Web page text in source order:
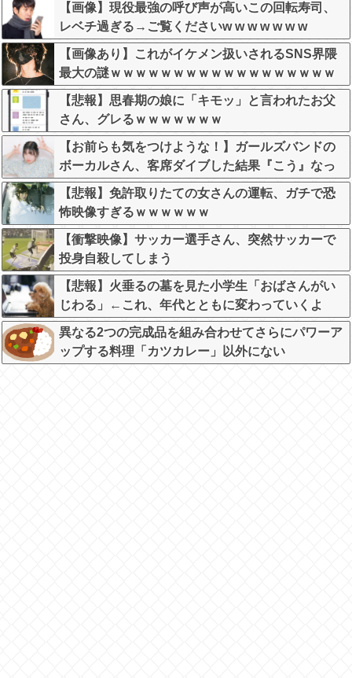
【画像】現役最強の呼び声が高いこの回転寿司、
レベチ過ぎる→ご覧くださいw w w w w w w
【画像あり】これがイケメン扱いされるSNS界隈
最大の謎ｗｗｗｗｗｗｗｗｗｗｗｗｗｗｗｗｗｗ
【悲報】思春期の娘に「キモッ」と言われたお父
さん、グレるｗｗｗｗｗｗｗ
【お前らも気をつけような！】ガールズバンドの
ボーカルさん、客席ダイブした結果『こう』なっ
てしまいお気持ち表明してしまう…
【悲報】免許取りたての女さんの運転、ガチで恐
怖映像すぎるｗｗｗｗｗｗ
【衝撃映像】サッカー選手さん、突然サッカーで
投身自殺してしまう
【悲報】火垂るの墓を見た小学生「おばさんがい
じわる」←これ、年代とともに変わっていくよ
な…
異なる2つの完成品を組み合わせてさらにパワーア
ップする料理「カツカレー」以外にない